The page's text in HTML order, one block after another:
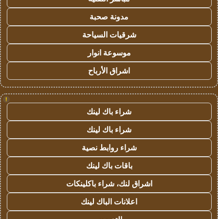
مدونة صحبة
شرقيات السياحة
موسوعة انوار
اشراق الأرباح
!
شراء باك لينك
شراء باك لينك
شراء روابط نصية
باقات باك لينك
اشراق لنك، شراء باكلينكات
اعلانات الباك لينك